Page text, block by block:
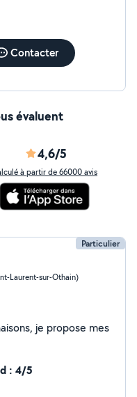
Contacter
évaluent
4,6/5
à partir de 66000 avis
Particulier
Laurent-sur-Othain)
je propose mes
: 4/5